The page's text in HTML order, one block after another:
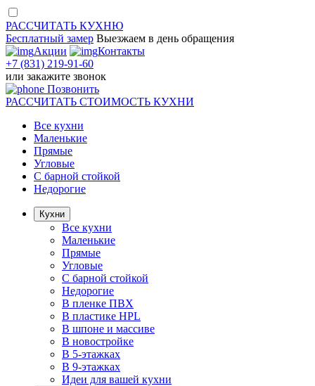
РАССЧИТАТЬ КУХНЮ
Бесплатный замер Выезжаем в день обращения
Акции
Контакты
+7 (831) 219-91-60
или закажите звонок
Позвонить
РАССЧИТАТЬ СТОИМОСТЬ КУХНИ
Все кухни
Маленькие
Прямые
Угловые
С барной стойкой
Недорогие
Кухни
Все кухни
Маленькие
Прямые
Угловые
С барной стойкой
Недорогие
В пленке ПВХ
В пластике HPL
В шпоне и массиве
В новостройке
В 5-этажках
В 9-этажках
Идеи для вашей кухни